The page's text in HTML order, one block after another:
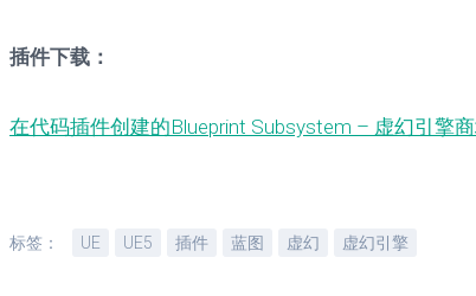
插件下载：
在代码插件创建的Blueprint Subsystem – 虚幻引擎
标签： UE UE5 插件 蓝图 虚幻 虚幻引擎